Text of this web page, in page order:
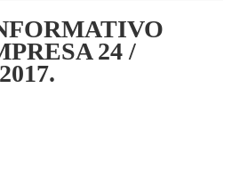
24 /